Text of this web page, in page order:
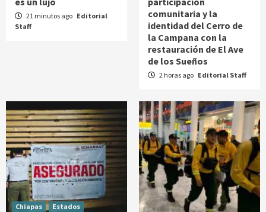
21 minutos ago Editorial
Staff
comunitaria y la
identidad del Cerro de
la Campana con la
restauración de El Ave
de los Sueños
2 horas ago Editorial Staff
Chiapas
Estados